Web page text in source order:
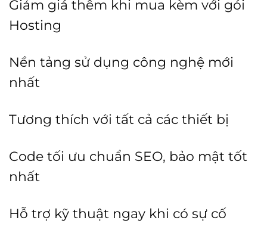
Giảm giá thêm khi mua kèm với gói
Hosting
Nền tảng sử dụng công nghệ mới
nhất
Tương thích với tất cả các thiết bị
Code tối ưu chuẩn SEO, bảo mật tốt
nhất
Hỗ trợ kỹ thuật ngay khi có sự cố